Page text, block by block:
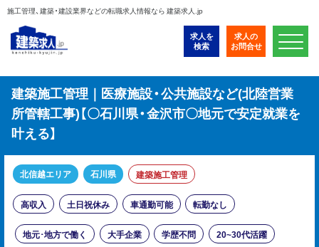
施工管理、建築・建設業界などの転職求人情報なら 建築求人.jp
求人を
検索
求人の
お問合せ
建築施工管理｜医療施設・公共施設など(北陸営業
所管轄工事)【〇石川県・金沢市〇地元で安定就業を
叶える】
北信越エリア 石川県 建築施工管理
高収入 土日祝休み 車通勤可能 転勤なし
地元･地方で働く 大手企業 学歴不問 20~30代活躍